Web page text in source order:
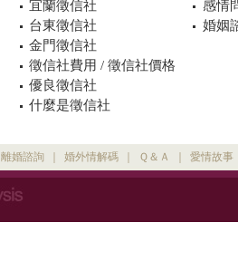
宜蘭徵信社
台東徵信社
金門徵信社
徵信社費用 / 徵信社價格
優良徵信社
什麼是徵信社
感情
婚姻
離婚諮詢 婚外情解碼 Ｑ＆Ａ 愛情故事